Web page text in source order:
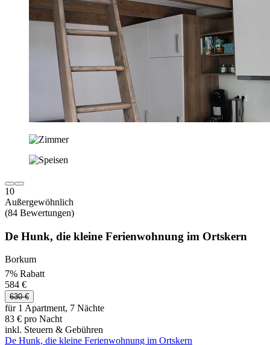
10
Außergewöhnlich
(84 Bewertungen)
De Hunk, die kleine Ferienwohnung im Ortskern
Borkum
7% Rabatt
584 €
630 €
für 1 Apartment, 7 Nächte
83 € pro Nacht
inkl. Steuern & Gebühren
De Hunk, die kleine Ferienwohnung im Ortskern